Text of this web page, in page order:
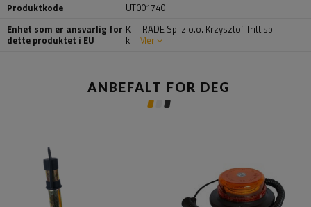
Produktkode
UT001740
Enhet som er ansvarlig for
dette produktet i EU
KT TRADE Sp. z o.o. Krzysztof Tritt sp.
k. Mer
ANBEFALT FOR DEG